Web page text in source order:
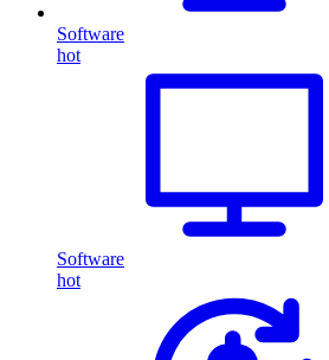
Software
hot
Software
hot